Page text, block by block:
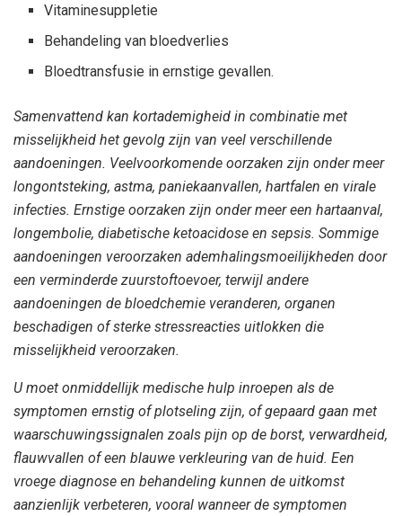
Vitaminesuppletie
Behandeling van bloedverlies
Bloedtransfusie in ernstige gevallen.
Samenvattend kan kortademigheid in combinatie met
misselijkheid het gevolg zijn van veel verschillende
aandoeningen. Veelvoorkomende oorzaken zijn onder meer
longontsteking, astma, paniekaanvallen, hartfalen en virale
infecties. Ernstige oorzaken zijn onder meer een hartaanval,
longembolie, diabetische ketoacidose en sepsis. Sommige
aandoeningen veroorzaken ademhalingsmoeilijkheden door
een verminderde zuurstoftoevoer, terwijl andere
aandoeningen de bloedchemie veranderen, organen
beschadigen of sterke stressreacties uitlokken die
misselijkheid veroorzaken.
U moet onmiddellijk medische hulp inroepen als de
symptomen ernstig of plotseling zijn, of gepaard gaan met
waarschuwingssignalen zoals pijn op de borst, verwardheid,
flauwvallen of een blauwe verkleuring van de huid. Een
vroege diagnose en behandeling kunnen de uitkomst
aanzienlijk verbeteren, vooral wanneer de symptomen